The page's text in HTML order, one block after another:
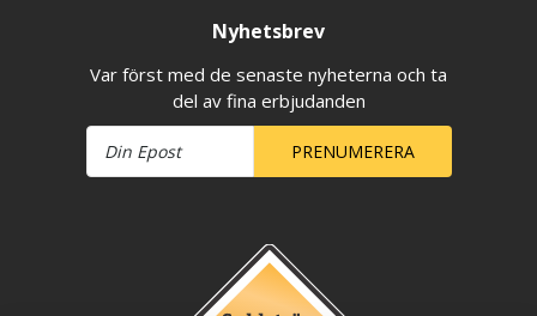
Nyhetsbrev
Var först med de senaste nyheterna och ta
del av fina erbjudanden
PRENUMERERA